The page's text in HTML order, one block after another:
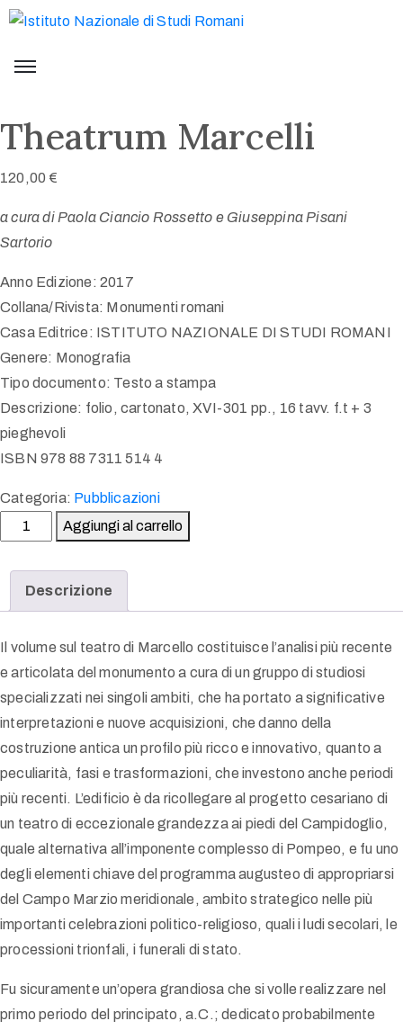
Theatrum Marcelli
120,00 €
a cura di Paola Ciancio Rossetto e Giuseppina Pisani
Sartorio
Anno Edizione: 2017
Collana/Rivista: Monumenti romani
Casa Editrice: ISTITUTO NAZIONALE DI STUDI ROMANI
Genere: Monografia
Tipo documento: Testo a stampa
Descrizione: folio, cartonato, XVI-301 pp., 16 tavv. f.t + 3
pieghevoli
ISBN 978 88 7311 514 4
Categoria: Pubblicazioni
Aggiungi al carrello
Descrizione
Il volume sul teatro di Marcello costituisce l’analisi più recente
e articolata del monumento a cura di un gruppo di studiosi
specializzati nei singoli ambiti, che ha portato a significative
interpretazioni e nuove acquisizioni, che danno della
costruzione antica un profilo più ricco e innovativo, quanto a
peculiarità, fasi e trasformazioni, che investono anche periodi
più recenti. L’edificio è da ricollegare al progetto cesariano di
un teatro di eccezionale grandezza ai piedi del Campidoglio,
quale alternativa all’imponente complesso di Pompeo, e fu uno
degli elementi chiave del programma augusteo di appropriarsi
del Campo Marzio meridionale, ambito strategico nelle più
importanti celebrazioni politico-religioso, quali i ludi secolari, le
processioni trionfali, i funerali di stato.
Fu sicuramente un’opera grandiosa che si volle realizzare nel
primo periodo del principato, a.C.; dedicato probabilmente